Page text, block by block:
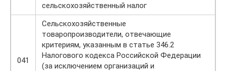
сельскохозяйственный налог
041
Сельскохозяйственные
товаропроизводители, отвечающие
критериям, указанным в статье 346.2
Налогового кодекса Российской Федерации
(за исключением организаций и